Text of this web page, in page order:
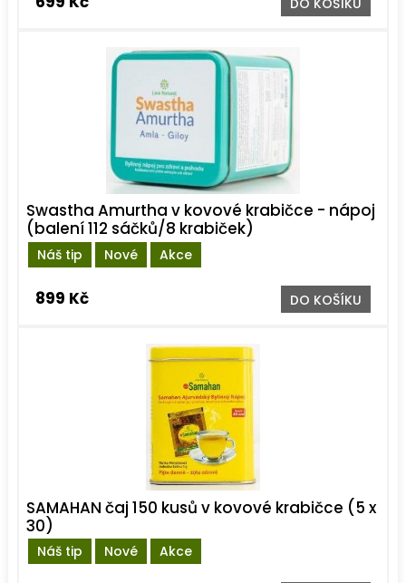
Náš tip Nové Akce
Swastha Amurtha v kovové krabičce - nápoj
(balení 112 sáčků/8 krabiček)
899 Kč DO KOŠÍKU
Náš tip Nové Akce
SAMAHAN čaj 150 kusů v kovové krabičce (5 x
30)